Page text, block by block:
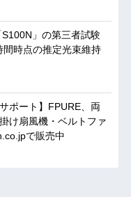
」の第三者試験
時点の推定光束維持
ポート】FPURE、両
け扇風機・ベルトファ
で販売中